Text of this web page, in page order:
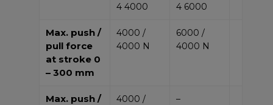
4 4000
4 6000
Max. push /
pull force
at stroke 0
– 300 mm
4000 /
4000 N
6000 /
4000 N
Max. push /
4000 /
–